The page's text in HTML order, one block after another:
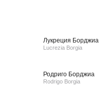
Лукреция Борджиа
Lucrezia Borgia
Родриго Борджиа
Rodrigo Borgia